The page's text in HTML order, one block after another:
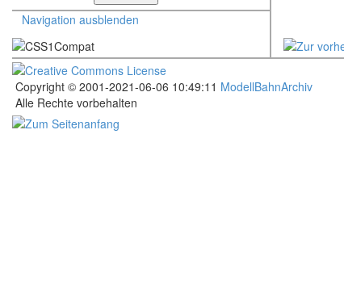
Navigation ausblenden
Copyright © 2001-2021-06-06 10:49:11 ModellBahnArchiv
Alle Rechte vorbehalten